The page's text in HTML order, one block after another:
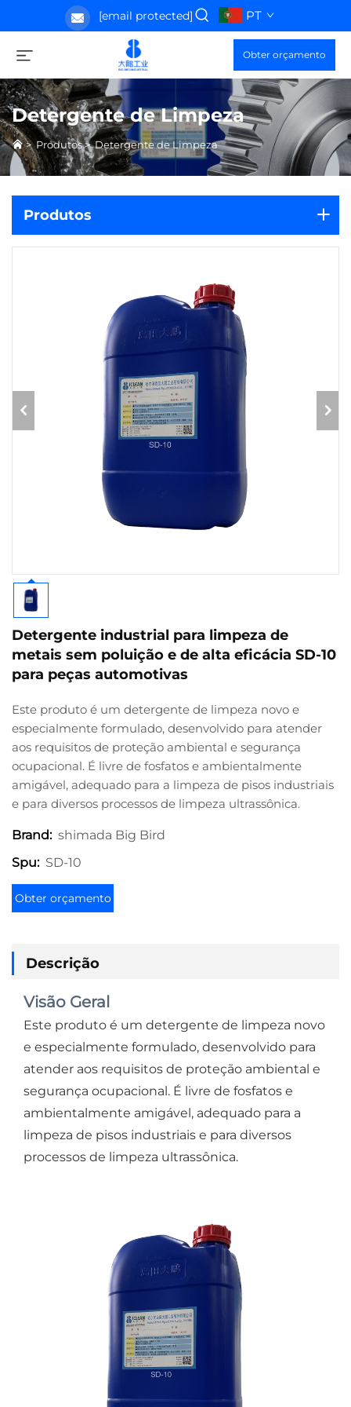
[email protected] PT
Obter orçamento
Detergente de Limpeza
>Produtos>Detergente de Limpeza
Produtos
Detergente industrial para limpeza de
metais sem poluição e de alta eficácia SD-10
para peças automotivas
Este produto é um detergente de limpeza novo e
especialmente formulado, desenvolvido para atender
aos requisitos de proteção ambiental e segurança
ocupacional. É livre de fosfatos e ambientalmente
amigável, adequado para a limpeza de pisos industriais
e para diversos processos de limpeza ultrassônica.
Brand: shimada Big Bird
Spu: SD-10
Obter orçamento
Descrição
Visão Geral
Este produto é um detergente de limpeza novo
e especialmente formulado, desenvolvido para
atender aos requisitos de proteção ambiental e
segurança ocupacional. É livre de fosfatos e
ambientalmente amigável, adequado para a
limpeza de pisos industriais e para diversos
processos de limpeza ultrassônica.